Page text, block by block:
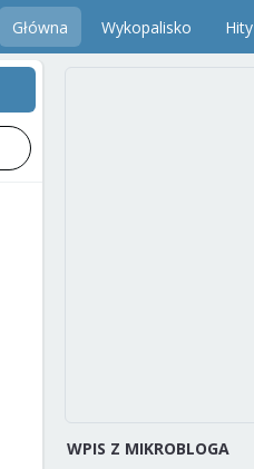
Główna Wykopalisko Hity
WPIS Z MIKROBLOGA